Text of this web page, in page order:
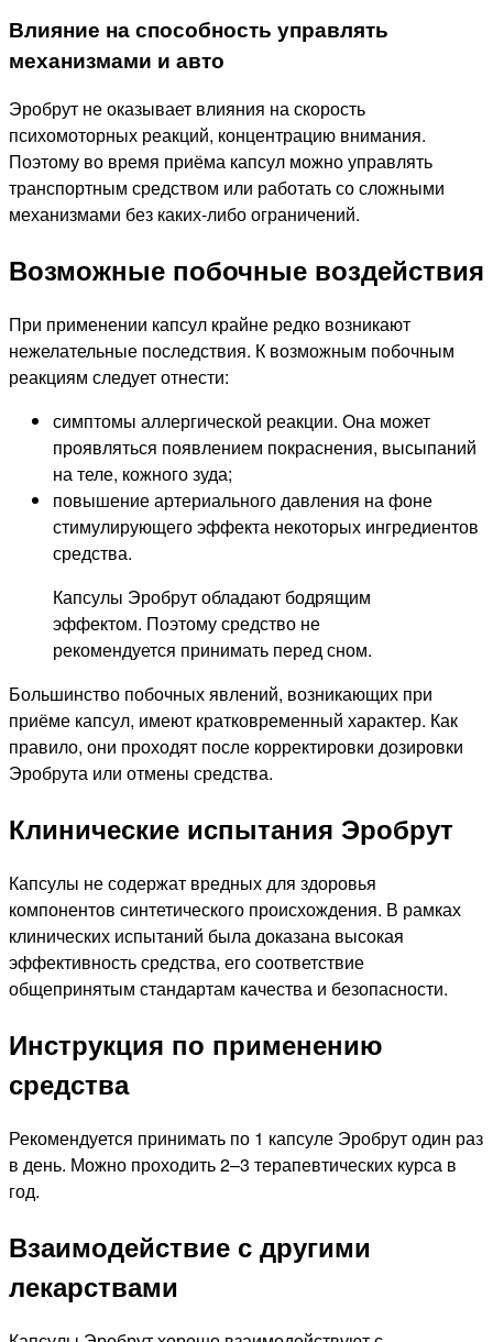
Влияние на способность управлять
механизмами и авто
Эробрут не оказывает влияния на скорость
психомоторных реакций, концентрацию внимания.
Поэтому во время приёма капсул можно управлять
транспортным средством или работать со сложными
механизмами без каких-либо ограничений.
Возможные побочные воздействия
При применении капсул крайне редко возникают
нежелательные последствия. К возможным побочным
реакциям следует отнести:
симптомы аллергической реакции. Она может
проявляться появлением покраснения, высыпаний
на теле, кожного зуда;
повышение артериального давления на фоне
стимулирующего эффекта некоторых ингредиентов
средства.
Капсулы Эробрут обладают бодрящим
эффектом. Поэтому средство не
рекомендуется принимать перед сном.
Большинство побочных явлений, возникающих при
приёме капсул, имеют кратковременный характер. Как
правило, они проходят после корректировки дозировки
Эробрута или отмены средства.
Клинические испытания Эробрут
Капсулы не содержат вредных для здоровья
компонентов синтетического происхождения. В рамках
клинических испытаний была доказана высокая
эффективность средства, его соответствие
общепринятым стандартам качества и безопасности.
Инструкция по применению
средства
Рекомендуется принимать по 1 капсуле Эробрут один раз
в день. Можно проходить 2–3 терапевтических курса в
год.
Взаимодействие с другими
лекарствами